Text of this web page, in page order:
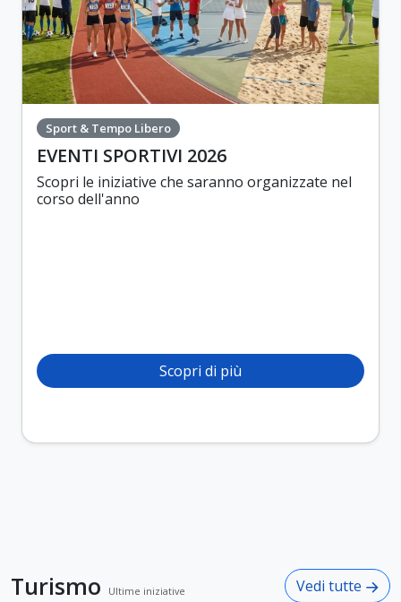
Sport & Tempo Libero
EVENTI SPORTIVI 2026
Scopri le iniziative che saranno organizzate nel
corso dell'anno
Scopri di più
Turismo Ultime iniziative Vedi tutte